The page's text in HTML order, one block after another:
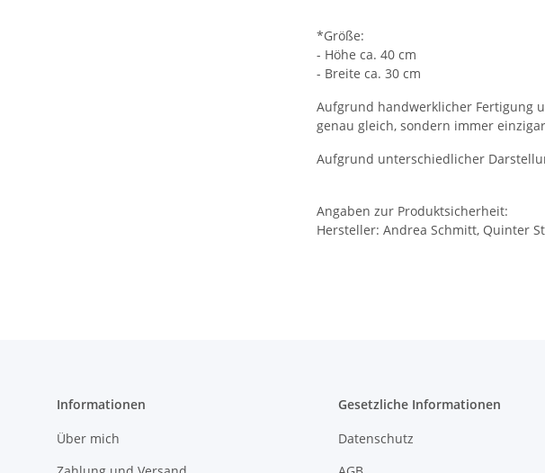
*Größe:
- Höhe ca. 40 cm
- Breite ca. 30 cm
Aufgrund handwerklicher Fertigung
genau gleich, sondern immer
Aufgrund unterschiedlicher
Angaben zur Produktsicherheit:
Hersteller: Andrea Schmitt, Quinter
Informationen
Über mich
Gesetzliche Informationen
Datenschutz